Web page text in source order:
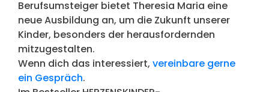
Berufsumsteiger bietet Theresia Maria eine
neue Ausbildung an, um die Zukunft unserer
Kinder, besonders der herausfordernden
mitzugestalten.
Wenn dich das interessiert, vereinbare gerne
ein Gespräch.